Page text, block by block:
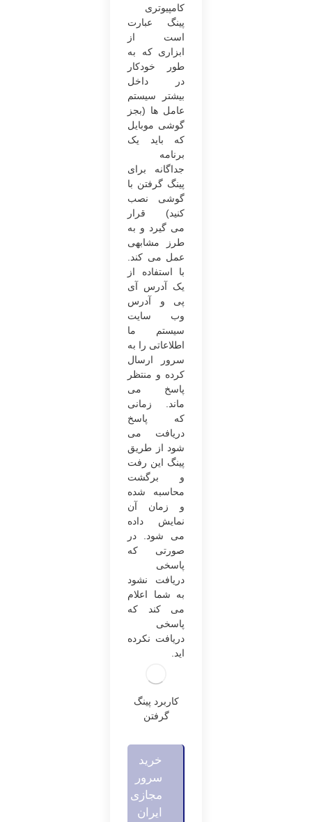
کامپیوتری
پینگ عبارت
است از
ابزاری که به
‌طور خودکار
در داخل
بیشتر سیستم‌
عامل ها (بجز
گوشی موبایل
که باید یک
برنامه
جداگانه برای
پینگ گرفتن با
گوشی نصب
کنید) قرار
می ‌گیرد و به‌
طرز مشابهی
عمل می‌ کند.
با استفاده از
یک آدرس آی‌
پی و آدرس
وب ‌سایت
سیستم ما
اطلاعاتی را به
سرور ارسال
کرده و منتظر
پاسخ می‌
ماند. زمانی
‌که پاسخ
دریافت می‌
شود از طریق
پینگ این رفت
‌و برگشت
محاسبه‌ شده
و زمان آن
نمایش داده
می ‌شود. در
صورتی‌ که
پاسخی
دریافت نشود
به شما اعلام
می ‌کند که
پاسخی
دریافت نکرده‌
اید.
کاربرد پینگ
گرفتن
خرید
سرور
مجازی
ایران